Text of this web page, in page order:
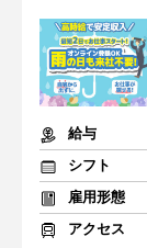
給与
シフト
雇用形態
アクセス